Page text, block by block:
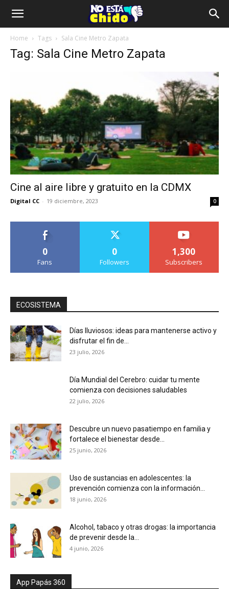
Home Tags Sala Cine Metro Zapata
Tag: Sala Cine Metro Zapata
Cine al aire libre y gratuito en la CDMX
Digital CC - 19 diciembre, 2023 0
0
Fans
0
Followers
1,300
Subscribers
ECOSISTEMA
Días lluviosos: ideas para mantenerse activo y
disfrutar el fin de...
23 julio, 2026
Día Mundial del Cerebro: cuidar tu mente
comienza con decisiones saludables
22 julio, 2026
Descubre un nuevo pasatiempo en familia y
fortalece el bienestar desde...
25 junio, 2026
Uso de sustancias en adolescentes: la
prevención comienza con la información...
18 junio, 2026
Alcohol, tabaco y otras drogas: la importancia
de prevenir desde la...
4 junio, 2026
App Papás 360